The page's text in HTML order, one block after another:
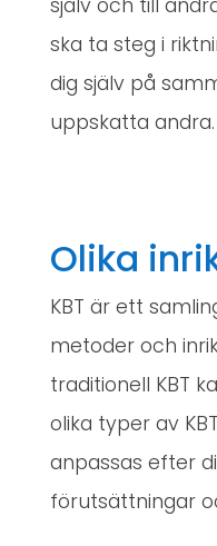
själv och till
ska ta steg i
dig själv på
uppskatta andra.
Olika
KBT är ett
metoder och
traditionell KBT
olika typer av
anpassas efter
förutsättningar